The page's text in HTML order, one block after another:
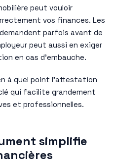
peut vouloir
vos finances. Les
parfois avant de
peut aussi en exiger
en cas d’embauche.
à quel point l’attestation
qui facilite grandement
et professionnelles.
simplifie